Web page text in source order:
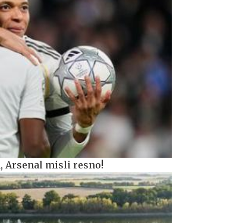
Arsenal misli resno!